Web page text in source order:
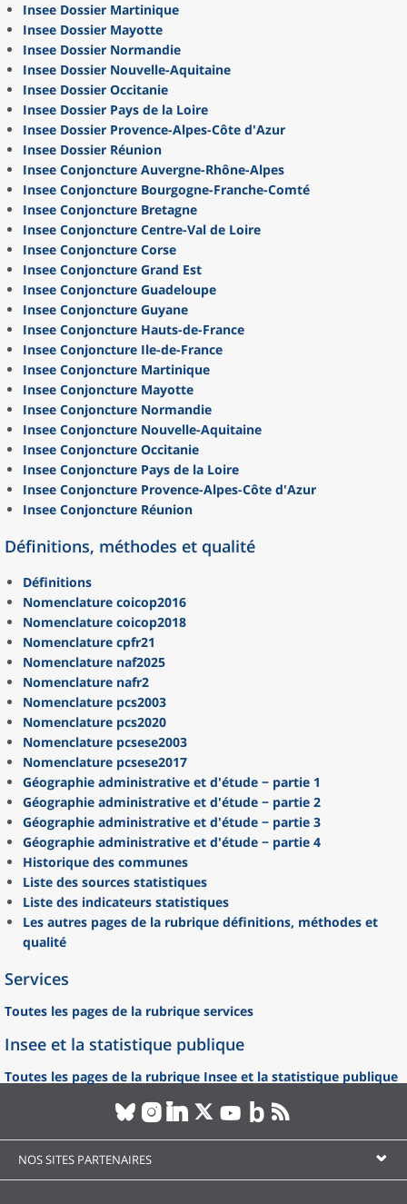
Insee Dossier Martinique
Insee Dossier Mayotte
Insee Dossier Normandie
Insee Dossier Nouvelle-Aquitaine
Insee Dossier Occitanie
Insee Dossier Pays de la Loire
Insee Dossier Provence-Alpes-Côte d'Azur
Insee Dossier Réunion
Insee Conjoncture Auvergne-Rhône-Alpes
Insee Conjoncture Bourgogne-Franche-Comté
Insee Conjoncture Bretagne
Insee Conjoncture Centre-Val de Loire
Insee Conjoncture Corse
Insee Conjoncture Grand Est
Insee Conjoncture Guadeloupe
Insee Conjoncture Guyane
Insee Conjoncture Hauts-de-France
Insee Conjoncture Ile-de-France
Insee Conjoncture Martinique
Insee Conjoncture Mayotte
Insee Conjoncture Normandie
Insee Conjoncture Nouvelle-Aquitaine
Insee Conjoncture Occitanie
Insee Conjoncture Pays de la Loire
Insee Conjoncture Provence-Alpes-Côte d'Azur
Insee Conjoncture Réunion
Définitions, méthodes et qualité
Définitions
Nomenclature coicop2016
Nomenclature coicop2018
Nomenclature cpfr21
Nomenclature naf2025
Nomenclature nafr2
Nomenclature pcs2003
Nomenclature pcs2020
Nomenclature pcsese2003
Nomenclature pcsese2017
Géographie administrative et d'étude − partie 1
Géographie administrative et d'étude − partie 2
Géographie administrative et d'étude − partie 3
Géographie administrative et d'étude − partie 4
Historique des communes
Liste des sources statistiques
Liste des indicateurs statistiques
Les autres pages de la rubrique définitions, méthodes et
qualité
Services
Toutes les pages de la rubrique services
Insee et la statistique publique
Toutes les pages de la rubrique Insee et la statistique publique
NOS SITES PARTENAIRES